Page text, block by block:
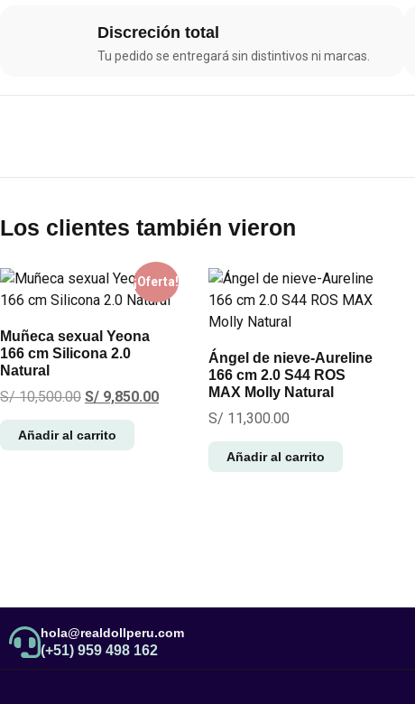
Discreción total
Tu pedido se entregará sin distintivos ni marcas.
Los clientes también vieron
¡Oferta!
Muñeca sexual Yeona
166 cm Silicona 2.0
Natural
S/10,500.00 S/ 9,850.00
Añadir al carrito
Ángel de nieve-Aureline
166 cm 2.0 S44 ROS
MAX Molly Natural
S/ 11,300.00
Añadir al carrito
hola@realdollperu.com
(+51) 959 498 162